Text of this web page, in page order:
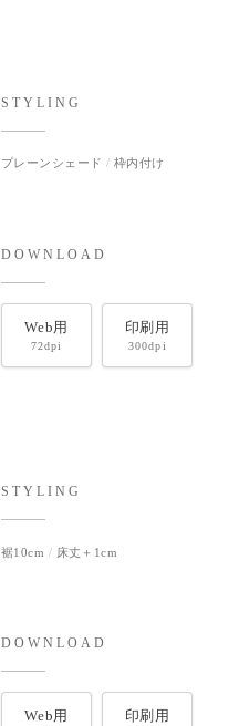
STYLING
プレーンシェード 枠内付け
DOWNLOAD
Web用
72dpi
印刷用
300dpi
STYLING
裾10cm 床丈＋1cm
DOWNLOAD
Web用 印刷用